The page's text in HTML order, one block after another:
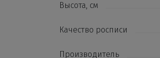
Высота, см
Качество росписи
Производитель